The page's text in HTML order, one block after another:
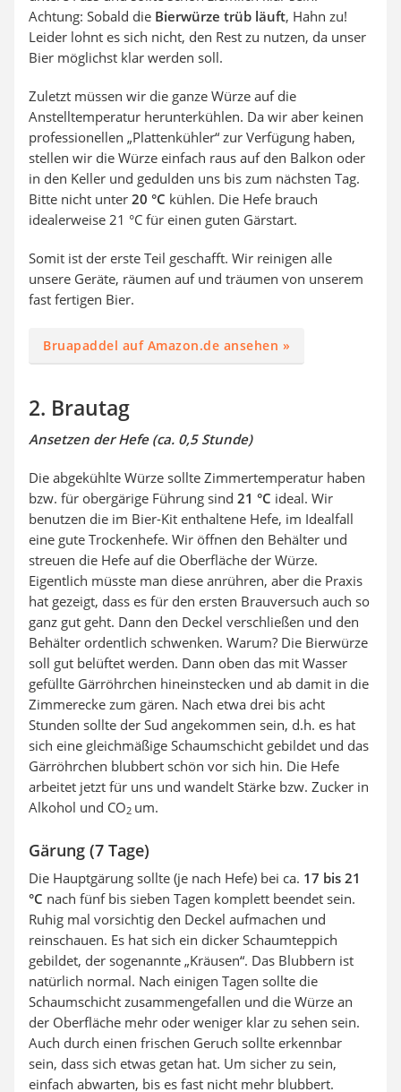
Achtung: Sobald die Bierwürze trüb läuft, Hahn zu!
Leider lohnt es sich nicht, den Rest zu nutzen, da unser
Bier möglichst klar werden soll.
Zuletzt müssen wir die ganze Würze auf die
Anstelltemperatur herunterkühlen. Da wir aber keinen
professionellen „Plattenkühler“ zur Verfügung haben,
stellen wir die Würze einfach raus auf den Balkon oder
in den Keller und gedulden uns bis zum nächsten Tag.
Bitte nicht unter 20 °C kühlen. Die Hefe brauch
idealerweise 21 °C für einen guten Gärstart.
Somit ist der erste Teil geschafft. Wir reinigen alle
unsere Geräte, räumen auf und träumen von unserem
fast fertigen Bier.
Bruapaddel auf Amazon.de ansehen »
2. Brautag
Ansetzen der Hefe (ca. 0,5 Stunde)
Die abgekühlte Würze sollte Zimmertemperatur haben
bzw. für obergärige Führung sind 21 °C ideal. Wir
benutzen die im Bier-Kit enthaltene Hefe, im Idealfall
eine gute Trockenhefe. Wir öffnen den Behälter und
streuen die Hefe auf die Oberfläche der Würze.
Eigentlich müsste man diese anrühren, aber die Praxis
hat gezeigt, dass es für den ersten Brauversuch auch so
ganz gut geht. Dann den Deckel verschließen und den
Behälter ordentlich schwenken. Warum? Die Bierwürze
soll gut belüftet werden. Dann oben das mit Wasser
gefüllte Gärröhrchen hineinstecken und ab damit in die
Zimmerecke zum gären. Nach etwa drei bis acht
Stunden sollte der Sud angekommen sein, d.h. es hat
sich eine gleichmäßige Schaumschicht gebildet und das
Gärröhrchen blubbert schön vor sich hin. Die Hefe
arbeitet jetzt für uns und wandelt Stärke bzw. Zucker in
Alkohol und CO2 um.
Gärung (7 Tage)
Die Hauptgärung sollte (je nach Hefe) bei ca. 17 bis 21
°C nach fünf bis sieben Tagen komplett beendet sein.
Ruhig mal vorsichtig den Deckel aufmachen und
reinschauen. Es hat sich ein dicker Schaumteppich
gebildet, der sogenannte „Kräusen“. Das Blubbern ist
natürlich normal. Nach einigen Tagen sollte die
Schaumschicht zusammengefallen und die Würze an
der Oberfläche mehr oder weniger klar zu sehen sein.
Auch durch einen frischen Geruch sollte erkennbar
sein, dass sich etwas getan hat. Um sicher zu sein,
einfach abwarten, bis es fast nicht mehr blubbert.